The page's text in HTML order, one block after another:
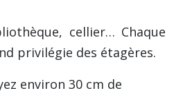
cellier… Chaque
privilégie des étagères.
environ 30 cm de